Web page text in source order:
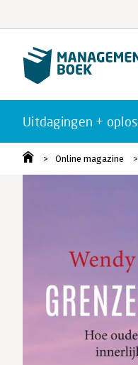
Uitdagingen +
Online magazine